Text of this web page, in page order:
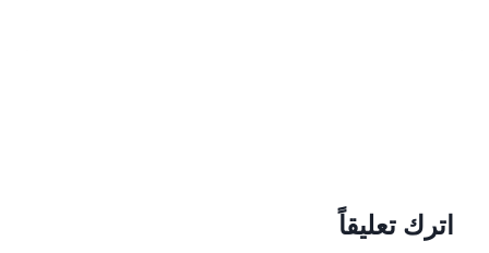
اترك تعليقاً